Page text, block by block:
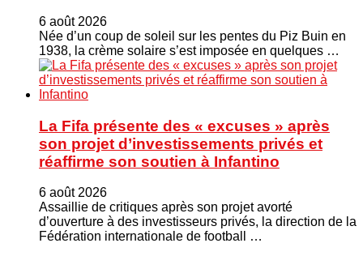
6 août 2026
Née d’un coup de soleil sur les pentes du Piz Buin en
1938, la crème solaire s’est imposée en quelques …
La Fifa présente des « excuses » après
son projet d’investissements privés et
réaffirme son soutien à Infantino
6 août 2026
Assaillie de critiques après son projet avorté
d’ouverture à des investisseurs privés, la direction de la
Fédération internationale de football …